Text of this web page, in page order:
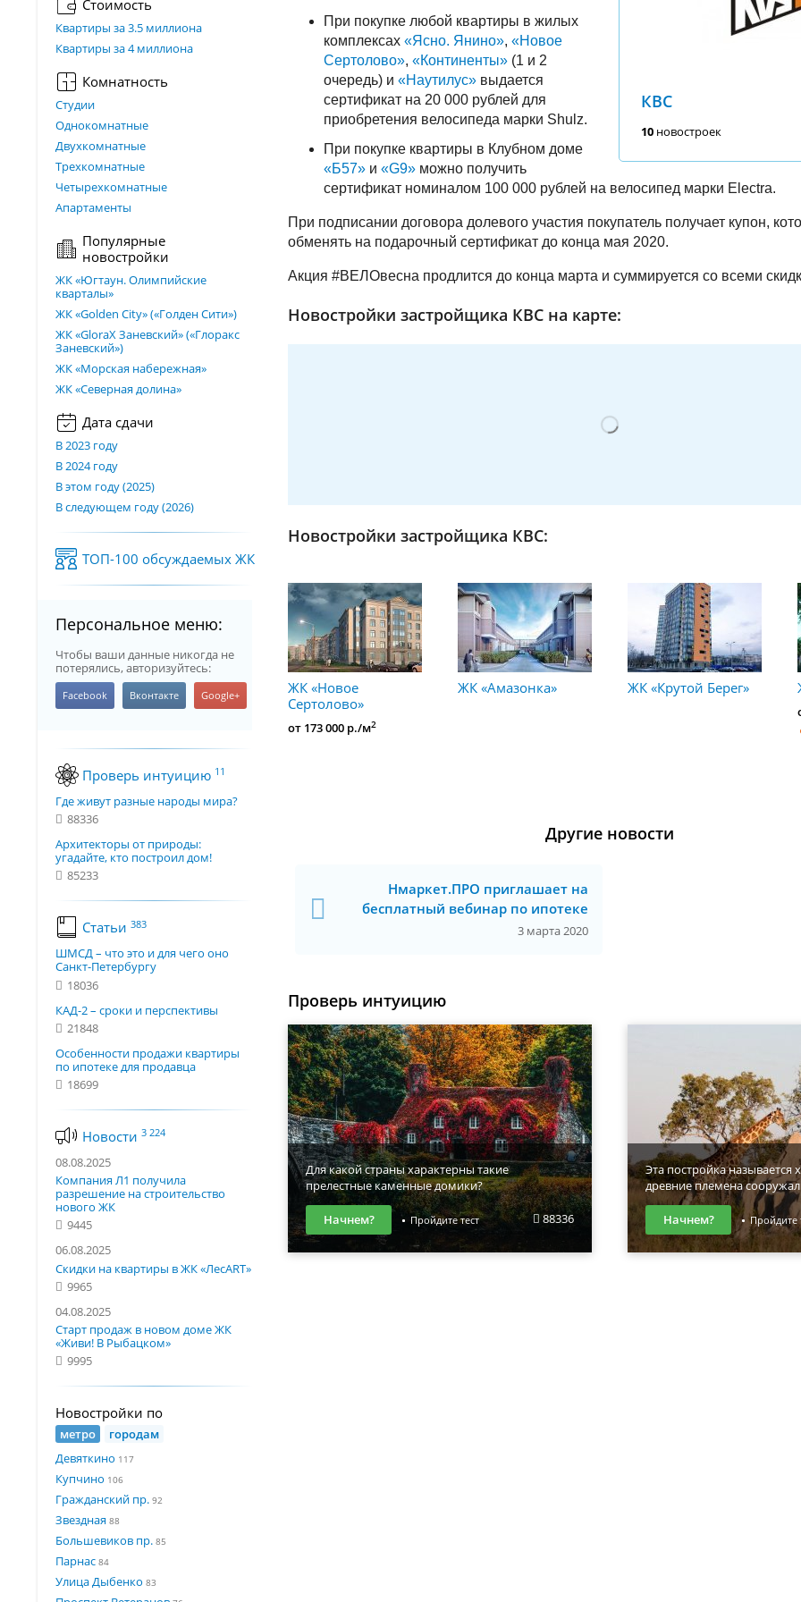
Стоимость
Квартиры за 3.5 миллиона
Квартиры за 4 миллиона
Комнатность
Студии
Однокомнатные
Двухкомнатные
Трехкомнатные
Четырехкомнатные
Апартаменты
Популярные
новостройки
ЖК «Югтаун. Олимпийские
кварталы»
ЖК «Golden City» («Голден Сити»)
ЖК «GloraX Заневский»​ («Глоракс
Заневский»)
ЖК «Морская набережная»
ЖК «Северная долина»
Дата сдачи
В 2023 году
В 2024 году
В этом году (2025)
В следующем году (2026)
ТОП-100 обсуждаемых ЖК
Персональное меню:
Чтобы ваши данные никогда не
потерялись, авторизуйтесь:
Проверь интуицию 11
Где живут разные народы мира?
88336
Архитекторы от природы:
угадайте, кто построил дом!
85233
Статьи 383
ШМСД – что это и для чего оно
Санкт-Петербургу
18036
КАД-2 – сроки и перспективы
21848
Особенности продажи квартиры
по ипотеке для продавца
18699
Новости 3 224
08.08.2025
Компания Л1 получила
разрешение на строительство
нового ЖК
9445
06.08.2025
Скидки на квартиры в ЖК «ЛесART»
9965
04.08.2025
Старт продаж в новом доме ЖК
«Живи! В Рыбацком»
9995
Новостройки по
метро
городам
Девяткино 117
Купчино 106
Гражданский пр. 92
Звездная 88
Большевиков пр. 85
Парнас 84
Улица Дыбенко 83
КВС
10 новостроек
При покупке любой квартиры в жилых
комплексах «Ясно. Янино», «Новое
Сертолово», «Континенты» (1 и 2
очередь) и «Наутилус» выдается
сертификат на 20 000 рублей для
приобретения велосипеда марки Shulz.
При покупке квартиры в Клубном доме
«Б57» и «G9» можно получить
сертификат номиналом 100 000 рублей на велосипед марки Electra.
При подписании договора долевого участия покупатель получает купон,
обменять на подарочный сертификат до конца мая 2020.
Акция #ВЕЛОвесна продлится до конца марта и суммируется со всеми
Новостройки застройщика КВС на карте:
Новостройки застройщика КВС:
ЖК «Новое
Сертолово»
от 173 000 р./м2
ЖК «Амазонка» ЖК «Крутой Берег»
Другие новости
Нмаркет.ПРО приглашает на
бесплатный вебинар по ипотеке
3 марта 2020
Проверь интуицию
Для какой страны характерны такие
прелестные каменные домики?
88336
Начнем? Пройдите тест
Эта постройка называется
древние племена
Начнем? Пройдите